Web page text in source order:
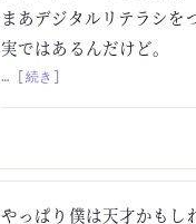
まあデジタルリテラシを
実ではあるんだけど。
… [続き]
やっぱり僕は天才かもし